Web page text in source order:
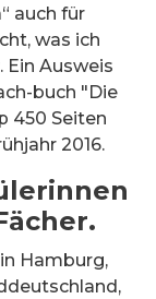
auch für
was ich
Ein Ausweis
buch "Die
450 Seiten
2016.
Hamburg,